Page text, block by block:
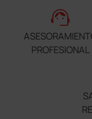
support_agent
PROFESIONAL